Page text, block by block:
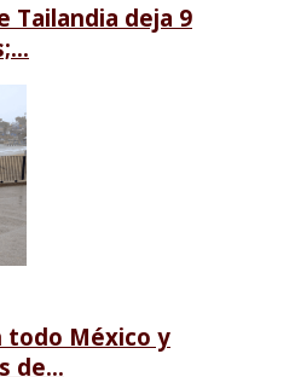
Tailandia deja 9
todo México y
de...